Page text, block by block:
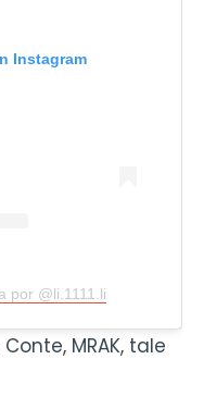
Instagram
por @li.1111.li
, MRAK, tale